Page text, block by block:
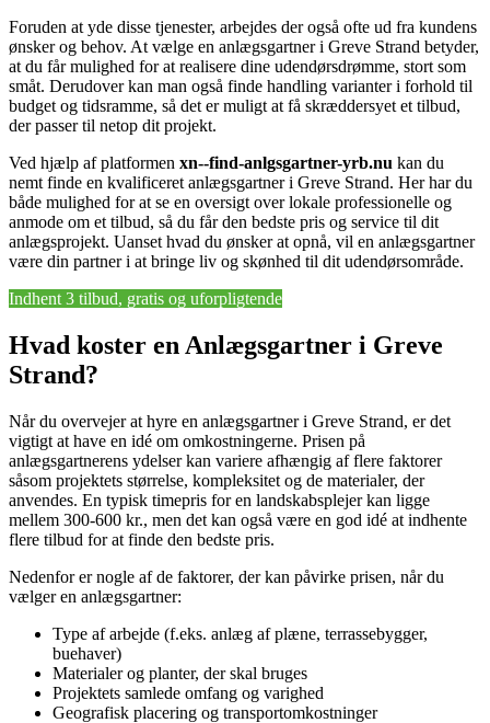
Foruden at yde disse tjenester, arbejdes der også ofte ud fra kundens
ønsker og behov. At vælge en anlægsgartner i Greve Strand betyder,
at du får mulighed for at realisere dine udendørsdrømme, stort som
småt. Derudover kan man også finde handling varianter i forhold til
budget og tidsramme, så det er muligt at få skræddersyet et tilbud,
der passer til netop dit projekt.
Ved hjælp af platformen xn--find-anlgsgartner-yrb.nu kan du
nemt finde en kvalificeret anlægsgartner i Greve Strand. Her har du
både mulighed for at se en oversigt over lokale professionelle og
anmode om et tilbud, så du får den bedste pris og service til dit
anlægsprojekt. Uanset hvad du ønsker at opnå, vil en anlægsgartner
være din partner i at bringe liv og skønhed til dit udendørsområde.
Indhent 3 tilbud, gratis og uforpligtende
Hvad koster en Anlægsgartner i Greve
Strand?
Når du overvejer at hyre en anlægsgartner i Greve Strand, er det
vigtigt at have en idé om omkostningerne. Prisen på
anlægsgartnerens ydelser kan variere afhængig af flere faktorer
såsom projektets størrelse, kompleksitet og de materialer, der
anvendes. En typisk timepris for en landskabsplejer kan ligge
mellem 300-600 kr., men det kan også være en god idé at indhente
flere tilbud for at finde den bedste pris.
Nedenfor er nogle af de faktorer, der kan påvirke prisen, når du
vælger en anlægsgartner:
Type af arbejde (f.eks. anlæg af plæne, terrassebygger,
buehaver)
Materialer og planter, der skal bruges
Projektets samlede omfang og varighed
Geografisk placering og transportomkostninger